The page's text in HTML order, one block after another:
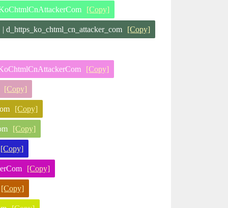
[Copy]
[Copy]
[Copy]
[Copy]
[Copy]
[Copy]
[Copy]
[Copy]
[Copy]